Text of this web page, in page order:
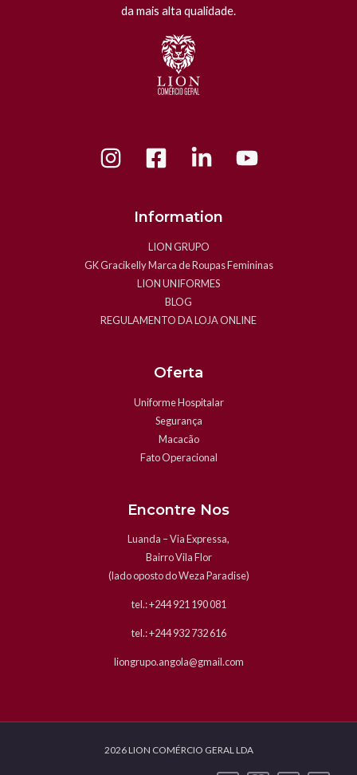
da mais alta qualidade.
Information
LION GRUPO
GK Gracikelly Marca de Roupas Femininas
LION UNIFORMES
BLOG
REGULAMENTO DA LOJA ONLINE
Oferta
Uniforme Hospitalar
Segurança
Macacão
Fato Operacional
Encontre Nos
Luanda – Via Expressa,
Bairro Vila Flor
(lado oposto do Weza Paradise)
tel.: +244 921 190 081
tel.: +244 932 732 616
liongrupo.angola@gmail.com
2026 LION COMÉRCIO GERAL LDA